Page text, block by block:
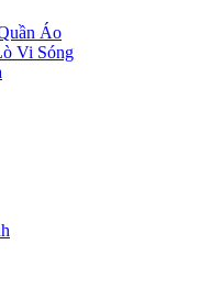
Áo
Vi Sóng